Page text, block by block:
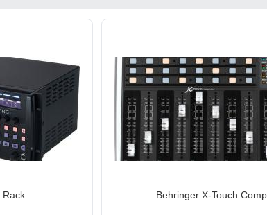
Rack Behringer X-Touch